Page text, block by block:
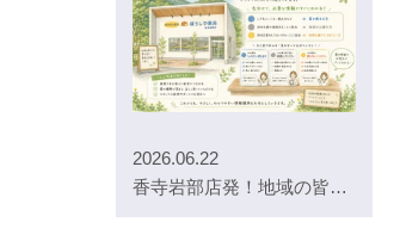
2026.06.22
香寺岩部店発！地域の皆さまが安心してOTC薬を選べる工夫